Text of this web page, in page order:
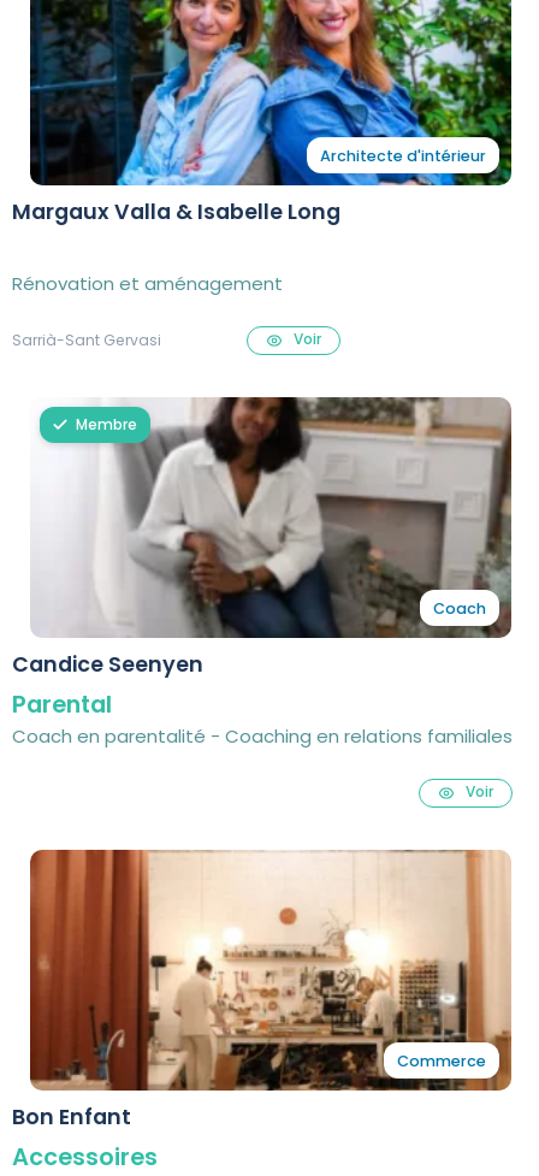
Architecte d'intérieur
Margaux Valla & Isabelle Long
Rénovation et aménagement
Sarrià-Sant Gervasi Voir
Membre
Coach
Candice Seenyen
Parental
Coach en parentalité - Coaching en relations familiales
Voir
Commerce
Bon Enfant
Accessoires